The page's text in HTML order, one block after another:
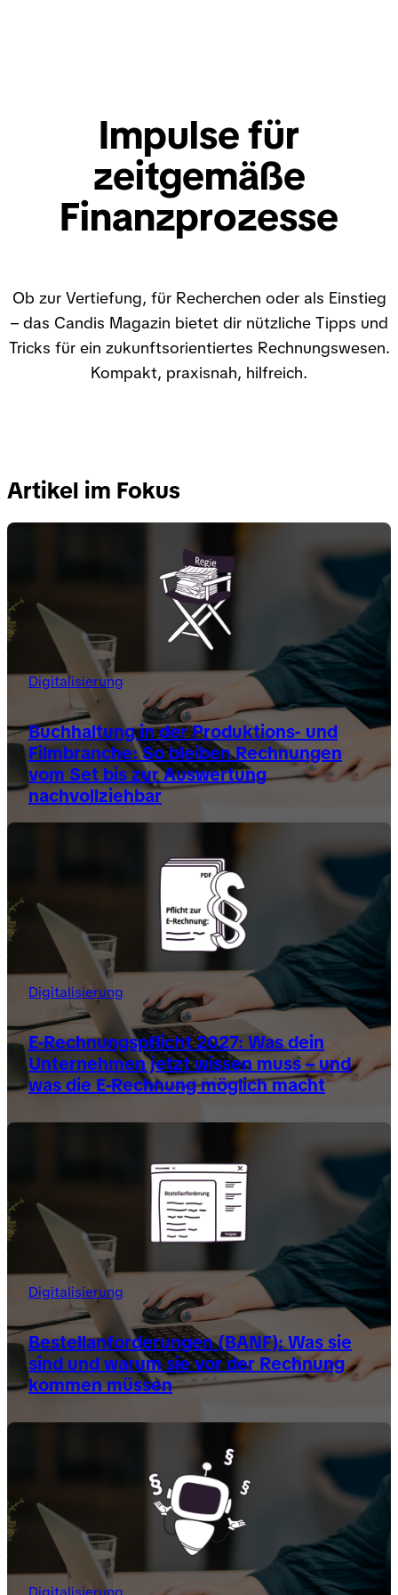
Impulse für
zeitgemäße
Finanzprozesse
Ob zur Vertiefung, für Recherchen oder als Einstieg
– das Candis Magazin bietet dir nützliche Tipps und
Tricks für ein zukunftsorientiertes Rechnungswesen.
Kompakt, praxisnah, hilfreich.
Artikel im Fokus
Digitalisierung
Buchhaltung in der Produktions- und
Filmbranche: So bleiben Rechnungen
vom Set bis zur Auswertung
nachvollziehbar
Digitalisierung
E-Rechnungspflicht 2027: Was dein
Unternehmen jetzt wissen muss – und
was die E-Rechnung möglich macht
Digitalisierung
Bestellanforderungen (BANF): Was sie
sind und warum sie vor der Rechnung
kommen müssen